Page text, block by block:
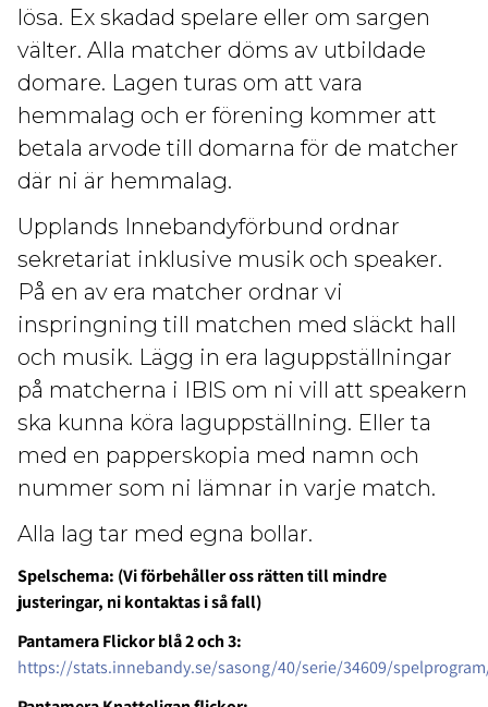
lösa. Ex skadad spelare eller om sargen
välter. Alla matcher döms av utbildade
domare. Lagen turas om att vara
hemmalag och er förening kommer att
betala arvode till domarna för de matcher
där ni är hemmalag.
Upplands Innebandyförbund ordnar
sekretariat inklusive musik och speaker.
På en av era matcher ordnar vi
inspringning till matchen med släckt hall
och musik. Lägg in era laguppställningar
på matcherna i IBIS om ni vill att speakern
ska kunna köra laguppställning. Eller ta
med en papperskopia med namn och
nummer som ni lämnar in varje match.
Alla lag tar med egna bollar.
Spelschema: (Vi förbehåller oss rätten till mindre
justeringar, ni kontaktas i så fall)
Pantamera Flickor blå 2 och 3:
https://stats.innebandy.se/sasong/40/serie/34609/